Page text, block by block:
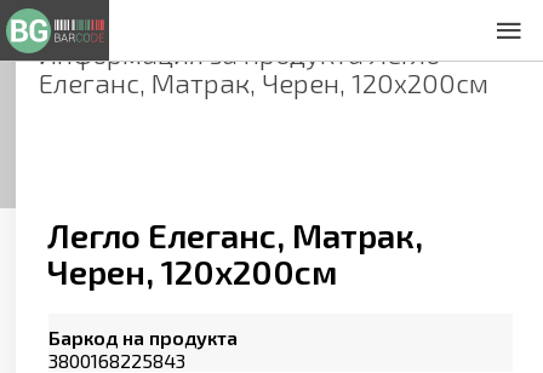
Информация за продуктаЛегло
Елеганс, Матрак, Черен, 120х200см
Легло Елеганс, Матрак,
Черен, 120х200см
Баркод на продукта
3800168225843
Общи условия